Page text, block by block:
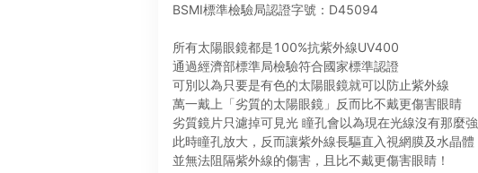
BSMI標準檢驗局認證字號：D45094
所有太陽眼鏡都是100%抗紫外線UV400
通過經濟部標準局檢驗符合國家標準認證
可別以為只要是有色的太陽眼鏡就可以防止紫外線
萬一戴上「劣質的太陽眼鏡」反而比不戴更傷害眼睛
劣質鏡片只濾掉可見光 瞳孔會以為現在光線沒有那麼強
此時瞳孔放大，反而讓紫外線長驅直入視網膜及水晶體
並無法阻隔紫外線的傷害，且比不戴更傷害眼睛！